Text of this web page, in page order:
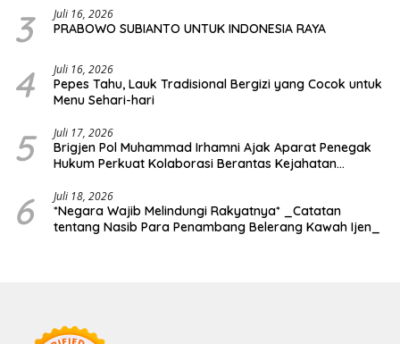
3 Juli 16, 2026
PRABOWO SUBIANTO UNTUK INDONESIA RAYA
4 Juli 16, 2026
Pepes Tahu, Lauk Tradisional Bergizi yang Cocok untuk
Menu Sehari-hari
5 Juli 17, 2026
Brigjen Pol Muhammad Irhamni Ajak Aparat Penegak
Hukum Perkuat Kolaborasi Berantas Kejahatan
6 Juli 18, 2026
*Negara Wajib Melindungi Rakyatnya* _Catatan
tentang Nasib Para Penambang Belerang Kawah Ijen_